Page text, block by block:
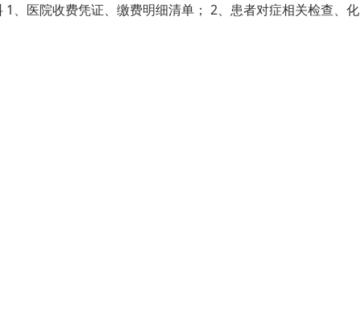
、医院收费凭证、缴费明细清单； 2、患者对症相关检查、化